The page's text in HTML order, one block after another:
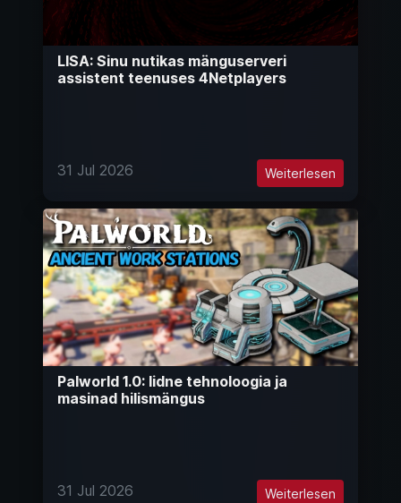
LISA: Sinu nutikas mänguserveri
assistent teenuses 4Netplayers
31 Jul 2026 Weiterlesen
Palworld 1.0: Iidne tehnoloogia ja
masinad hilismängus
31 Jul 2026 Weiterlesen